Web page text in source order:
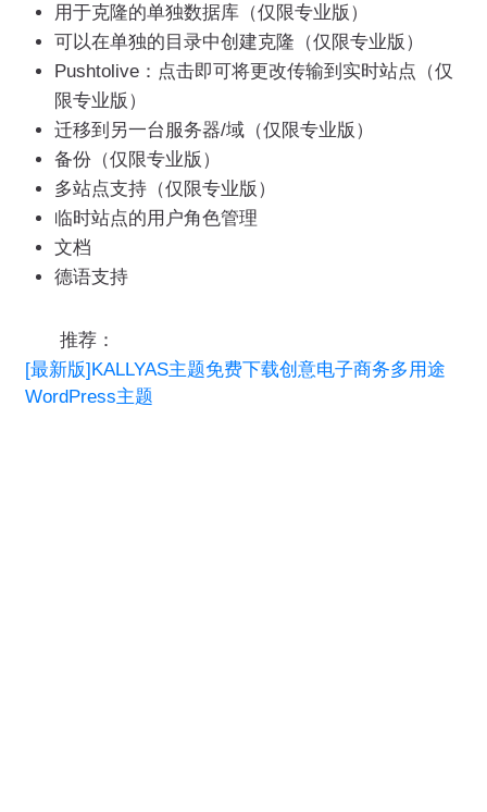
用于克隆的单独数据库（仅限专业版）
可以在单独的目录中创建克隆（仅限专业版）
Pushtolive：点击即可将更改传输到实时站点（仅
限专业版）
迁移到另一台服务器/域（仅限专业版）
备份（仅限专业版）
多站点支持（仅限专业版）
临时站点的用户角色管理
文档
德语支持
推荐：
[最新版]KALLYAS主题免费下载创意电子商务多用途
WordPress主题